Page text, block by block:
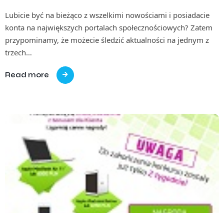
Lubicie być na bieżąco z wszelkimi nowościami i posiadacie
konta na największych portalach społecznościowych? Zatem
przypominamy, że możecie śledzić aktualności na jednym z
trzech…
Read more